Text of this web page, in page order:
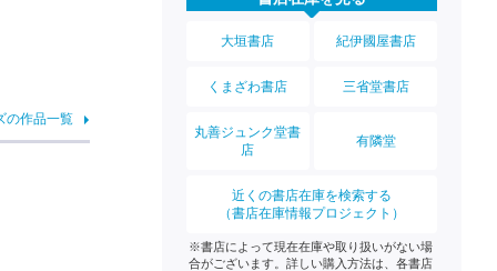
の作品一覧
大垣書店 紀伊國屋書店
くまざわ書店 三省堂書店
丸善ジュンク堂書
店
有隣堂
近くの書店在庫を検索する
（書店在庫情報プロジェクト）
※書店によって現在在庫や取り扱いがない場
合がございます。詳しい購入方法は、各書店